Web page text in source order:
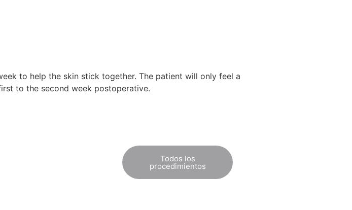
to help the skin stick together. The patient will only feel a
to the second week postoperative.
Todos los
procedimientos